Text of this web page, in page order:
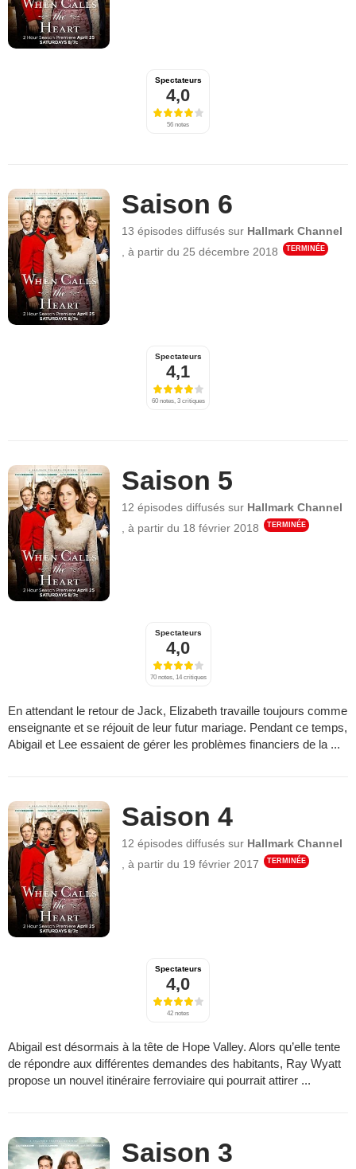
Spectateurs
4,0
56 notes
Saison 6
13 épisodes diffusés sur Hallmark Channel
,à partir du 25 décembre 2018 TERMINÉE
Spectateurs
4,1
60 notes, 3 critiques
Saison 5
12 épisodes diffusés sur Hallmark Channel
,à partir du 18 février 2018 TERMINÉE
Spectateurs
4,0
70 notes, 14 critiques
En attendant le retour de Jack, Elizabeth travaille toujours comme
enseignante et se réjouit de leur futur mariage. Pendant ce temps,
Abigail et Lee essaient de gérer les problèmes financiers de la ...
Saison 4
12 épisodes diffusés sur Hallmark Channel
,à partir du 19 février 2017 TERMINÉE
Spectateurs
4,0
42 notes
Abigail est désormais à la tête de Hope Valley. Alors qu’elle tente
de répondre aux différentes demandes des habitants, Ray Wyatt
propose un nouvel itinéraire ferroviaire qui pourrait attirer ...
Saison 3